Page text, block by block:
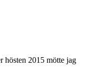
hösten 2015 mötte jag